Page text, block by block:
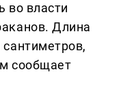
во власти
Длина
сообщает